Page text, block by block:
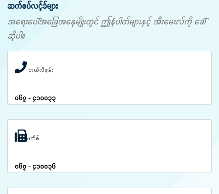
ဆက်စပ်လင့်ခ်များ
အရေးပေါ်အခြေအနေမျိုးတွင် ဤနံပါတ်များနှင့် အီးမေးလ်ကို ခေါ်
ဆိုပါ။
တယ်လီဖုန်း
၀၆၇ - ၄၁၀၀၃၃
ဖက်စ်
၀၆၇ - ၄၁၀၀၃၆